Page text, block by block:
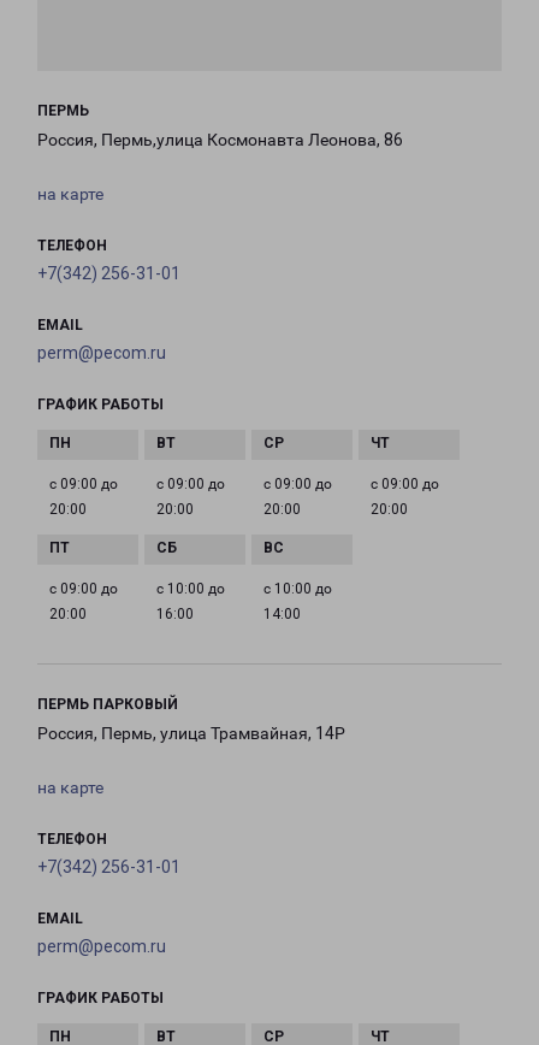
ПЕРМЬ
Россия, Пермь,улица Космонавта Леонова, 86
на карте
ТЕЛЕФОН
+7(342) 256-31-01
EMAIL
perm@pecom.ru
ГРАФИК РАБОТЫ
с 09:00 до
20:00
с 09:00 до
20:00
с 09:00 до
20:00
с 09:00 до
20:00
с 09:00 до
20:00
с 10:00 до
16:00
с 10:00 до
14:00
ПЕРМЬ ПАРКОВЫЙ
Россия, Пермь, улица Трамвайная, 14Р
на карте
ТЕЛЕФОН
+7(342) 256-31-01
EMAIL
perm@pecom.ru
ГРАФИК РАБОТЫ